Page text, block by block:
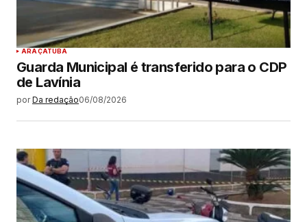
ARAÇATUBA
Guarda Municipal é transferido para o CDP
de Lavínia
por Da redação06/08/2026